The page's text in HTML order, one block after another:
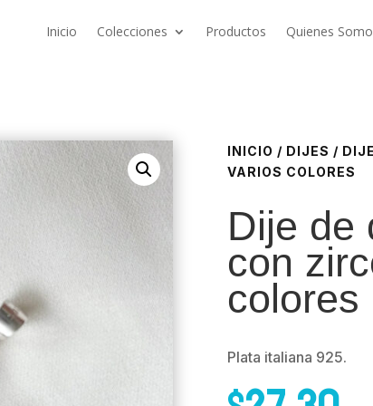
Inicio Colecciones Productos Quienes
INICIO / DIJES /
VARIOS COLORES
Dije de
con
colores
Plata italiana 925.